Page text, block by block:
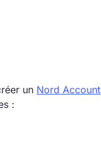
un Nord Account
: